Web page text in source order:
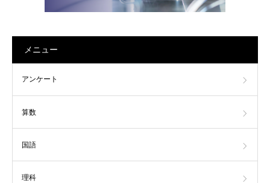
メニュー
アンケート
算数
国語
理科